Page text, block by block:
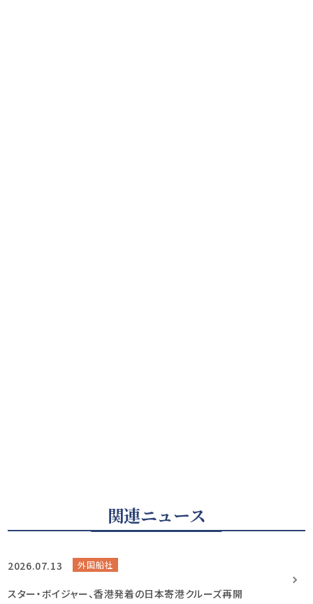
関連ニュース
2026.07.13 外国船社
スター・ボイジャー、香港発着の日本寄港クルーズ再開